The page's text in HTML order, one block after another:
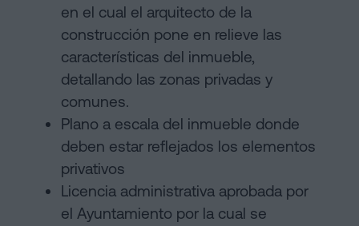
en el cual el arquitecto de la
construcción pone en relieve las
características del inmueble,
detallando las zonas privadas y
comunes.
Plano a escala del inmueble donde
deben estar reflejados los elementos
privativos
Licencia administrativa aprobada por
el Ayuntamiento por la cual se